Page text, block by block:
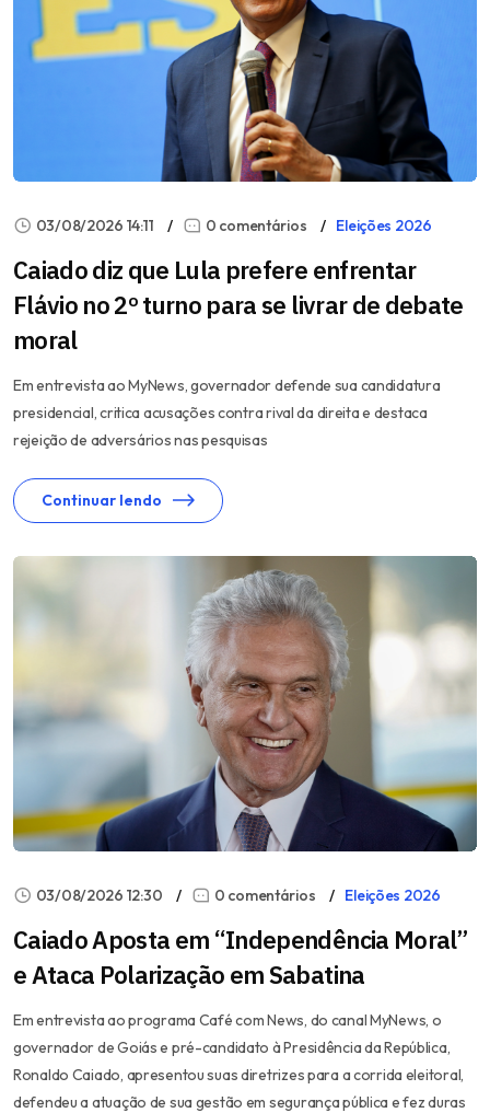
03/08/2026 14:11 0 comentários Eleições 2026
Caiado diz que Lula prefere enfrentar
Flávio no 2º turno para se livrar de debate
moral
Em entrevista ao MyNews, governador defende sua candidatura
presidencial, critica acusações contra rival da direita e destaca
rejeição de adversários nas pesquisas
Continuar lendo
03/08/2026 12:30 0 comentários Eleições 2026
Caiado Aposta em “Independência Moral”
e Ataca Polarização em Sabatina
Em entrevista ao programa Café com News, do canal MyNews, o
governador de Goiás e pré-candidato à Presidência da República,
Ronaldo Caiado, apresentou suas diretrizes para a corrida eleitoral,
defendeu a atuação de sua gestão em segurança pública e fez duras